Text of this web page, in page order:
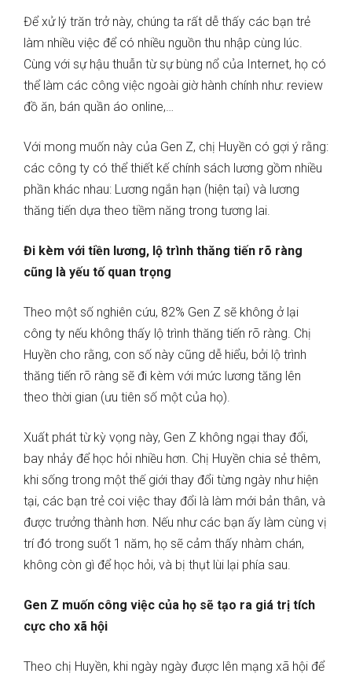
Để xử lý trăn trở này, chúng ta rất dễ thấy các bạn trẻ
làm nhiều việc để có nhiều nguồn thu nhập cùng lúc.
Cùng với sự hậu thuẫn từ sự bùng nổ của Internet, họ có
thể làm các công việc ngoài giờ hành chính như: review
đồ ăn, bán quần áo online,…
Với mong muốn này của Gen Z, chị Huyền có gợi ý rằng:
các công ty có thể thiết kế chính sách lương gồm nhiều
phần khác nhau: Lương ngắn hạn (hiện tại) và lương
thăng tiến dựa theo tiềm năng trong tương lai.
Đi kèm với tiền lương, lộ trình thăng tiến rõ ràng
cũng là yếu tố quan trọng
Theo một số nghiên cứu, 82% Gen Z sẽ không ở lại
công ty nếu không thấy lộ trình thăng tiến rõ ràng. Chị
Huyền cho rằng, con số này cũng dễ hiểu, bởi lộ trình
thăng tiến rõ ràng sẽ đi kèm với mức lương tăng lên
theo thời gian (ưu tiên số một của họ).
Xuất phát từ kỳ vọng này, Gen Z không ngại thay đổi,
bay nhảy để học hỏi nhiều hơn. Chị Huyền chia sẻ thêm,
khi sống trong một thế giới thay đổi từng ngày như hiện
tại, các bạn trẻ coi việc thay đổi là làm mới bản thân, và
được trưởng thành hơn. Nếu như các bạn ấy làm cùng vị
trí đó trong suốt 1 năm, họ sẽ cảm thấy nhàm chán,
không còn gì để học hỏi, và bị thụt lùi lại phía sau.
Gen Z muốn công việc của họ sẽ tạo ra giá trị tích
cực cho xã hội
Theo chị Huyền, khi ngày ngày được lên mạng xã hội để